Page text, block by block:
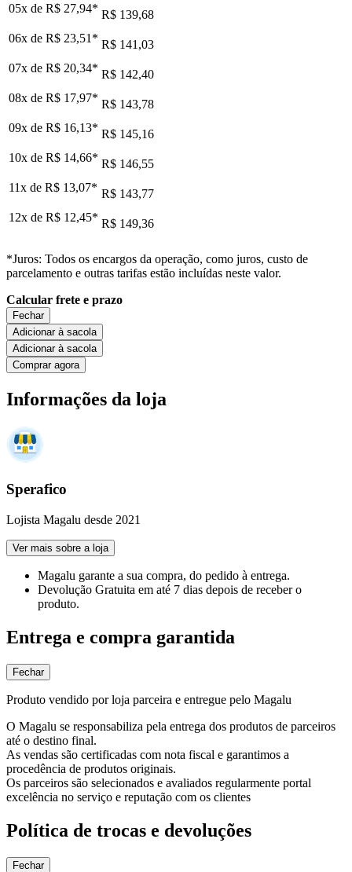
05x de R$ 27,94* R$ 139,68
06x de R$ 23,51 * R$ 141,03
07x de R$ 20,34* R$ 142,40
08x de R$ 17,97* R$ 143,78
09x de R$ 16,13* R$ 145,16
10x de R$ 14,66* R$ 146,55
11x de R$ 13,07* R$ 143,77
12x de R$ 12,45* R$ 149,36
*Juros: Todos os encargos da operação, como juros, custo de
parcelamento e outras tarifas estão incluídas neste valor.
Calcular frete e prazo
Fechar
Adicionar à sacola
Adicionar à sacola
Comprar agora
Informações da loja
Sperafico
Lojista Magalu desde 2021
Ver mais sobre a loja
Magalu garante a sua compra, do pedido à entrega.
Devolução Gratuita em até 7 dias depois de receber o
produto.
Entrega e compra garantida
Fechar
Produto vendido por loja parceira e entregue pelo Magalu
O Magalu se responsabiliza pela entrega dos produtos de parceiros
até o destino final.
As vendas são certificadas com nota fiscal e garantimos a
procedência de produtos originais.
Os parceiros são selecionados e avaliados regularmente portal
excelência no serviço e reputação com os clientes
Política de trocas e devoluções
Fechar